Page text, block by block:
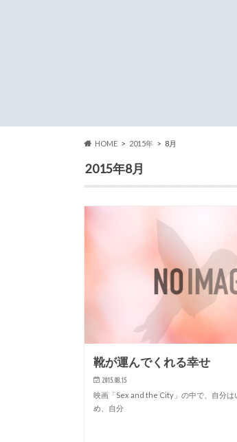
HOME 2015年 8月
2015年8月
靴が運んでくれる幸せ
2015.08.15
映画「Sex and the City」の中で、自分は
め、自分